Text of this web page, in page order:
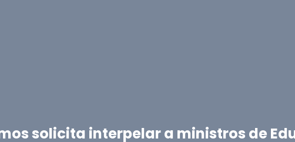
solicita interpelar a ministros de